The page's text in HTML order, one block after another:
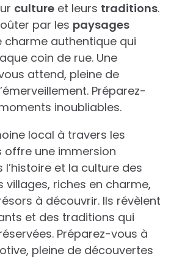
culture et leurs traditions.
par les paysages
charme authentique qui
coin de rue. Une
attend, pleine de
Préparez-
inoubliables.
local à travers les
offre une immersion
et la culture des
villages, riches en charme,
à découvrir. Ils révèlent
et des traditions qui
Préparez-vous à
pleine de découvertes